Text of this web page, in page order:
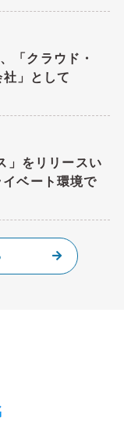
「クラウド・
」として
」をリリースい
ベート環境で